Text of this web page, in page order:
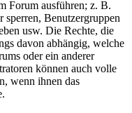
Forum ausführen; z. B.
sperren, Benutzergruppen
usw. Die Rechte, die
davon abhängig, welche
oder ein anderer
können auch volle
wenn ihnen das